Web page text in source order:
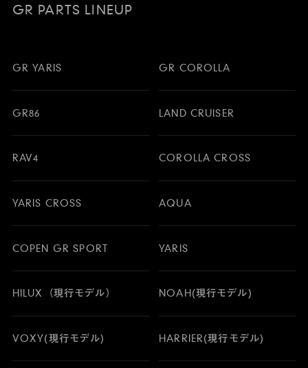
GR PARTS LINEUP
GR YARIS GR COROLLA
GR86 LAND CRUISER
RAV4 COROLLA CROSS
YARIS CROSS AQUA
COPEN GR SPORT YARIS
HILUX（現行モデル） NOAH(現行モデル)
VOXY(現行モデル) HARRIER(現行モデル)